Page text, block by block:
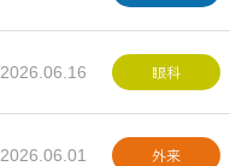
2026.06.16 眼科
2026.06.01 外来